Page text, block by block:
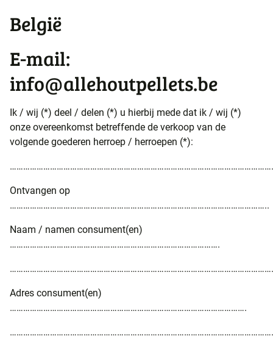
België
E-mail:
info@allehoutpellets.be
Ik / wij (*) deel / delen (*) u hierbij mede dat ik / wij (*)
onze overeenkomst betreffende de verkoop van de
volgende goederen herroep / herroepen (*):
Ontvangen op
……………………………………………………………………………………………………..
Naam / namen consument(en)
………………………………………………………………………………….
Adres consument(en)
…………………………………………………………………………………………….